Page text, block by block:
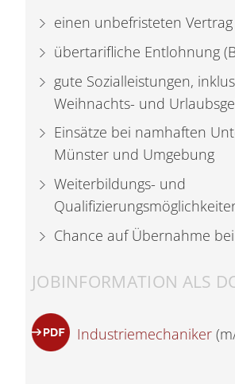
einen unbefristeten Vertrag
übertarifliche Entlohnung
gute Sozialleistungen,
Weihnachts- und
Einsätze bei namhaften
Münster und Umgebung
Weiterbildungs- und
Chance auf Übernahme
JOBINFORMATION ALS
Industriemechaniker